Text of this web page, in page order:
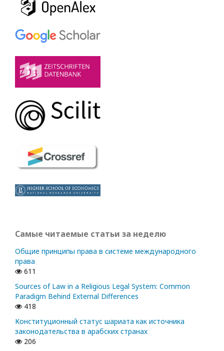
Самые читаемые статьи за неделю
Общие принципы права в системе международного
права
611
Sources of Law in a Religious Legal System: Common
Paradigm Behind External Differences
418
Конституционный статус шариата как источника
законодательства в арабских странах
206